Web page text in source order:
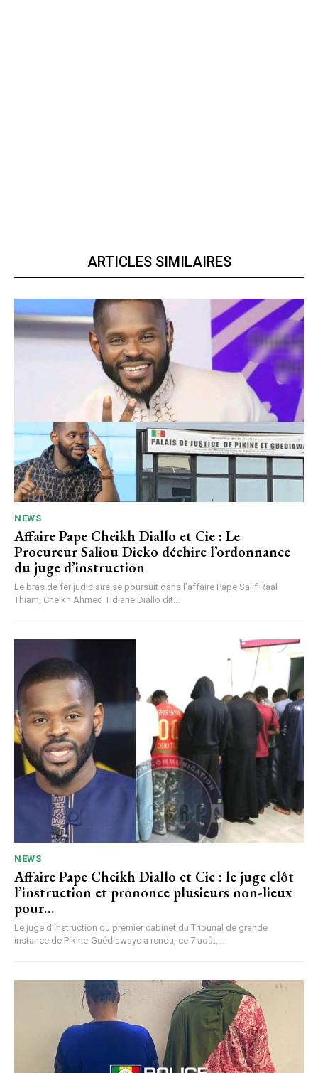
ARTICLES SIMILAIRES
NEWS
Affaire Pape Cheikh Diallo et Cie : Le
Procureur Saliou Dicko déchire l’ordonnance
du juge d’instruction
Le bras de fer judiciaire se poursuit dans l’affaire Pape Salif Raal
Thiam, Cheikh Ahmed Tidiane Diallo dit...
NEWS
Affaire Pape Cheikh Diallo et Cie : le juge clôt
l’instruction et prononce plusieurs non-lieux
pour…
Le juge d’instruction du premier cabinet du Tribunal de grande
instance de Pikine-Guédiawaye a rendu, ce 7 août,...